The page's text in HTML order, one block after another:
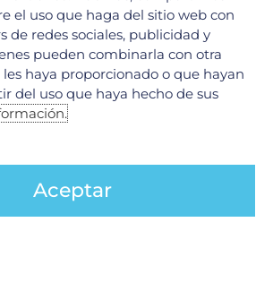
¿Qué son y cómo
la excelencia médica y la tecnología
para ofrecer soluciones integrales en
el uso que haga del sitio web con
de redes sociales, publicidad y
pueden combinarla con otra
haya proporcionado o que hayan
del uso que haya hecho de sus
Aceptar